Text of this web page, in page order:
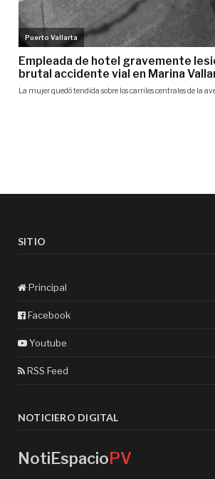
SITIO
Principal
Facebook
Youtube
RSS Feed
NOTICIERO DIGITAL
NotiEspacioPV